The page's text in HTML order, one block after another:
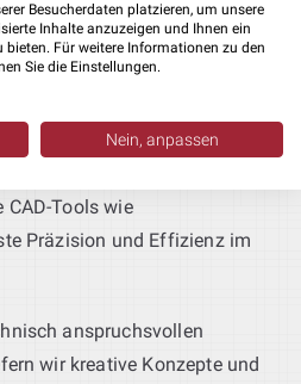
der Auswahl passender
dass Ihre
abgestimmt und
ist.
CAD-Tools wie
Präzision und Effizienz im
anspruchsvollen
wir kreative Konzepte und
Besucherdaten platzieren, um unsere
Inhalte anzuzeigen und Ihnen ein
bieten. Für weitere Informationen zu den
Sie die Einstellungen.
Nein, anpassen